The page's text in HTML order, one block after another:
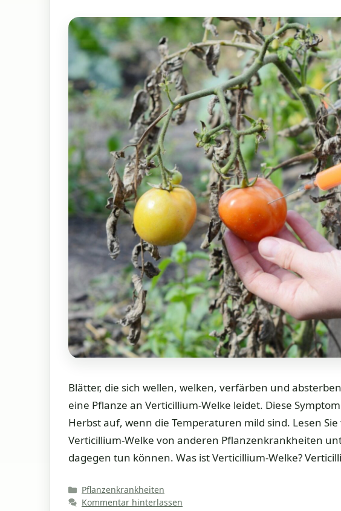
Blätter, die sich wellen, welken, verfärben und
eine Pflanze an Verticillium-Welke leidet. Diese
Herbst auf, wenn die Temperaturen mild sind. Lesen
Verticillium-Welke von anderen Pflanzenkrankheiten
dagegen tun können. Was ist Verticillium-Welke?
Kategorien
Pflanzenkrankheiten
Kommentar hinterlassen